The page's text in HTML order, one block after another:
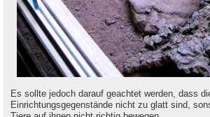
Es sollte jedoch darauf geachtet werden, dass
Einrichtungsgegenstände nicht zu glatt sind,